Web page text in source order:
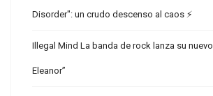
Disorder": un crudo descenso al caos ⚡
Illegal Mind La banda de rock lanza su
Eleanor”